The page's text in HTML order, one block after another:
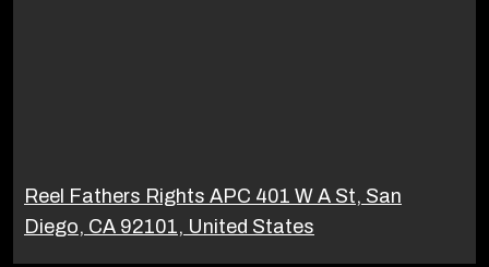
Reel Fathers Rights APC 401 W A St, San
Diego, CA 92101, United States